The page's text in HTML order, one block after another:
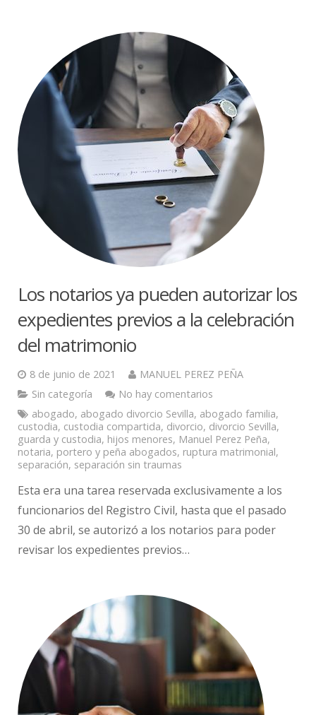
Los notarios ya pueden autorizar los
expedientes previos a la celebración
del matrimonio
8 de junio de 2021
MANUEL PEREZ PEÑA
Sin categoría
No hay comentarios
abogado, abogado divorcio Sevilla, abogado familia,
custodia, custodia compartida, divorcio, divorcio Sevilla,
guarda y custodia, hijos menores, Manuel Perez Peña,
notaria, portero y peña abogados, ruptura matrimonial,
separación, separación sin traumas
Esta era una tarea reservada exclusivamente a los
funcionarios del Registro Civil, hasta que el pasado
30 de abril, se autorizó a los notarios para poder
revisar los expedientes previos…